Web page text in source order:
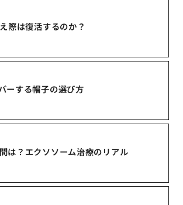
際は復活するのか？
ーする帽子の選び方
は？エクソソーム治療のリアル